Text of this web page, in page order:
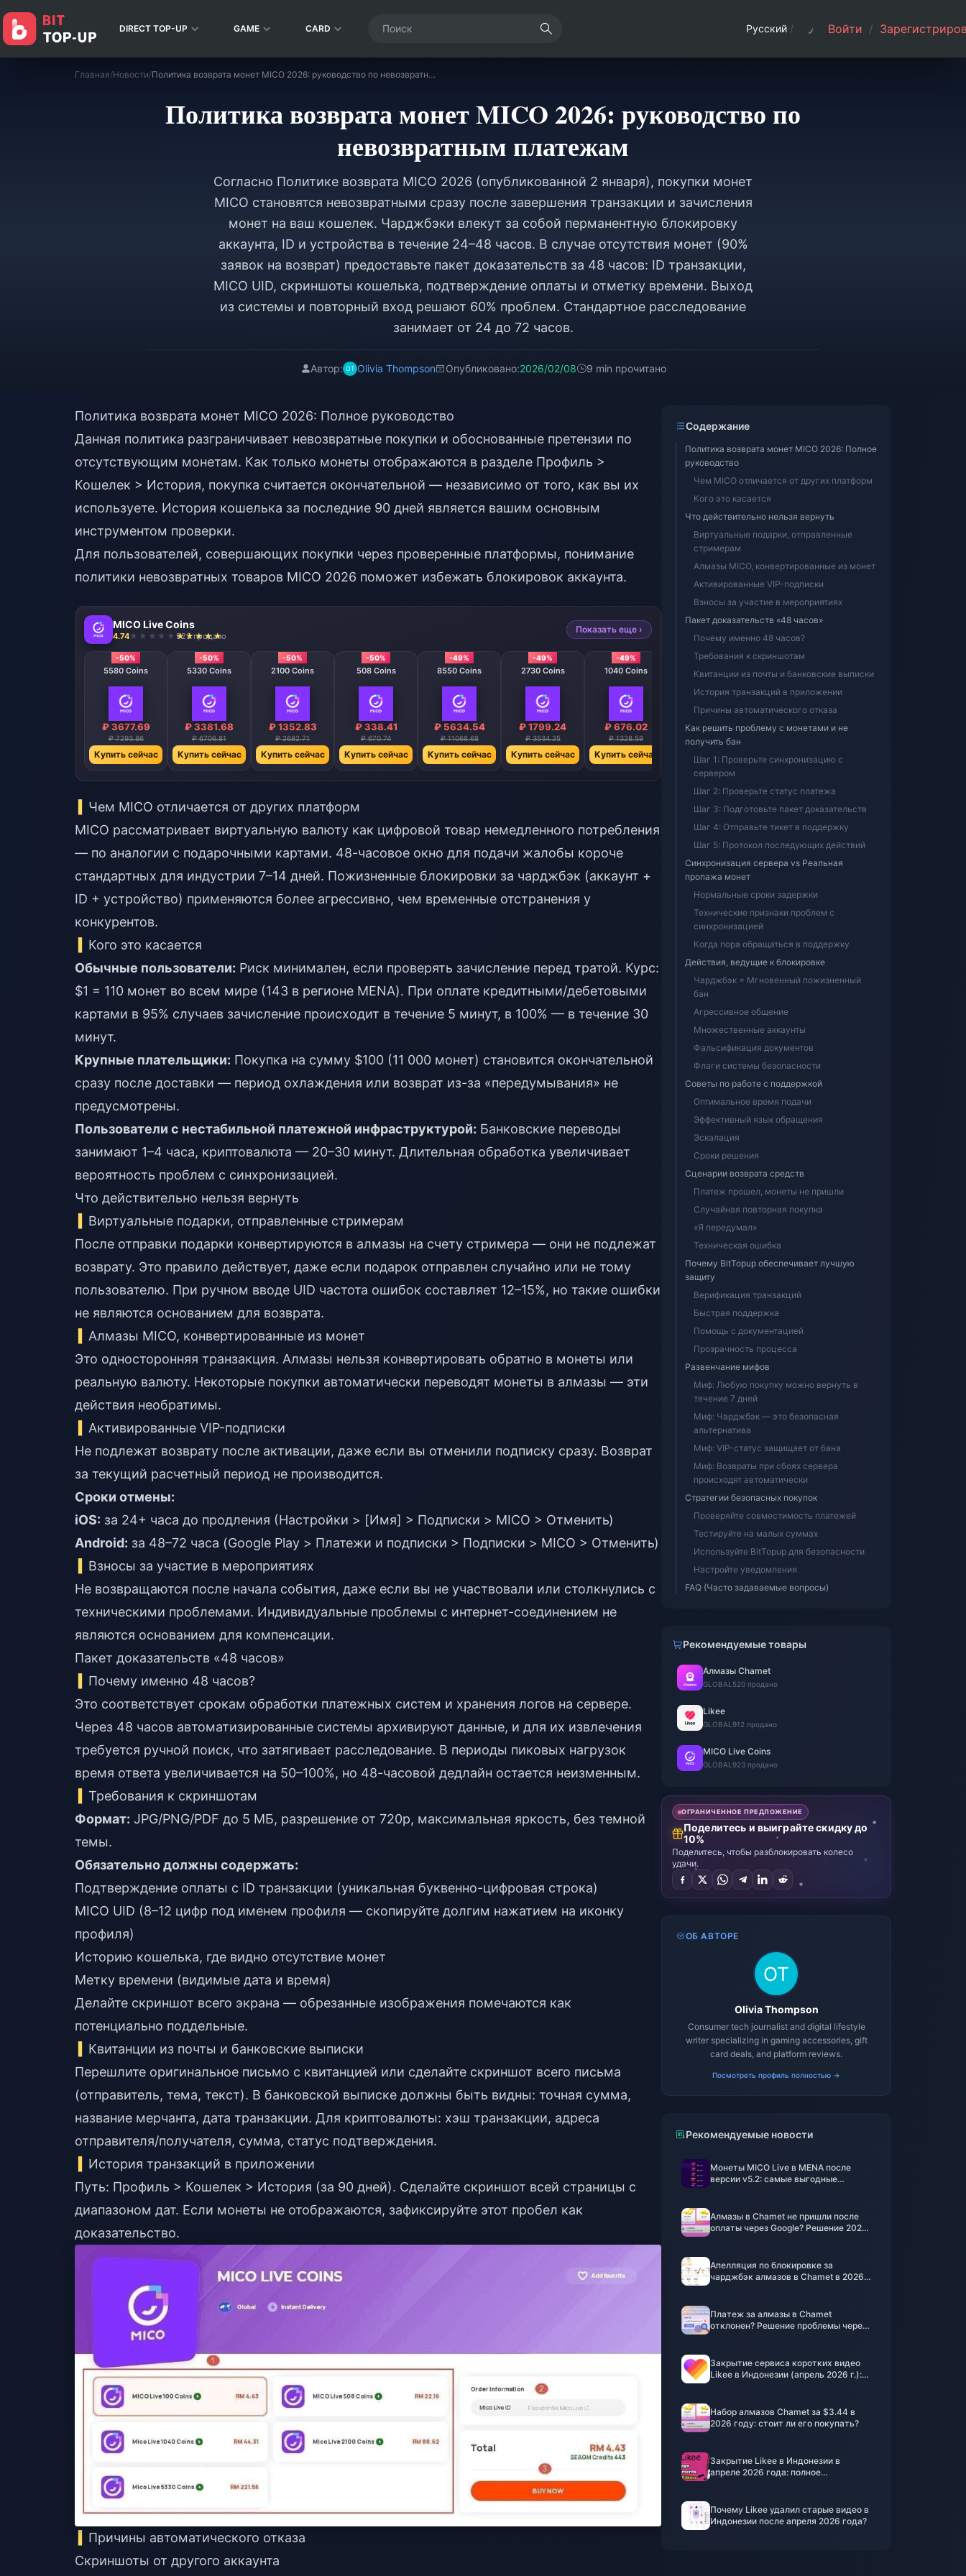
DIRECT TOP-UP GAME CARD Русский / Войти /
Главная/Новости/ Политика возврата монет MICO 2026: руководство по невозвратным платежам
Политика возврата монет MICO 2026: руководство по
невозвратным платежам
Согласно Политике возврата MICO 2026 (опубликованной 2 января), покупки монет
MICO становятся невозвратными сразу после завершения транзакции и зачисления
монет на ваш кошелек. Чарджбэки влекут за собой перманентную блокировку
аккаунта, ID и устройства в течение 24–48 часов. В случае отсутствия монет (90%
заявок на возврат) предоставьте пакет доказательств за 48 часов: ID транзакции,
MICO UID, скриншоты кошелька, подтверждение оплаты и отметку времени. Выход
из системы и повторный вход решают 60% проблем. Стандартное расследование
занимает от 24 до 72 часов.
Автор: Olivia Thompson Опубликовано:2026/02/08 9 min прочитано
Политика возврата монет MICO 2026: Полное руководство
Данная политика разграничивает невозвратные покупки и обоснованные претензии по
отсутствующим монетам. Как только монеты отображаются в разделе Профиль >
Кошелек > История, покупка считается окончательной — независимо от того, как вы их
используете. История кошелька за последние 90 дней является вашим основным
инструментом проверки.
Для пользователей, совершающих покупки через проверенные платформы, понимание
политики невозвратных товаров MICO 2026 поможет избежать блокировок аккаунта.
MICO Live Coins
4.74 923 продано
Показать еще ›
-50%
5580 Coins
₽ 3677.69
₽ 7293.86
Купить сейчас
-50%
5330 Coins
₽ 3381.68
₽ 6706.81
Купить сейчас
-50%
2100 Coins
₽ 1352.83
₽ 2682.71
Купить сейчас
-50%
508 Coins
₽ 338.41
₽ 670.74
Купить сейчас
-49%
8550 Coins
₽ 5634.54
₽ 11068.68
Купить сейчас
-49%
2730 Coins
₽ 1799.24
₽ 3534.25
Купить сейчас
-49%
1040 Coins
₽ 676.02
₽ 1328.59
Купить сейчас
-14%
445 Coins
₽ 293.61
₽ 339.45
Купить сейчас
-13%
100 Coins
₽ 68.00
Чем MICO отличается от других платформ
MICO рассматривает виртуальную валюту как цифровой товар немедленного потребления
— по аналогии с подарочными картами. 48-часовое окно для подачи жалобы короче
стандартных для индустрии 7–14 дней. Пожизненные блокировки за чарджбэк (аккаунт +
ID + устройство) применяются более агрессивно, чем временные отстранения у
конкурентов.
Кого это касается
Обычные пользователи: Риск минимален, если проверять зачисление перед тратой. Курс:
$1 = 110 монет во всем мире (143 в регионе MENA). При оплате кредитными/дебетовыми
картами в 95% случаев зачисление происходит в течение 5 минут, в 100% — в течение 30
минут.
Крупные плательщики: Покупка на сумму $100 (11 000 монет) становится окончательной
сразу после доставки — период охлаждения или возврат из-за «передумывания» не
предусмотрены.
Пользователи с нестабильной платежной инфраструктурой: Банковские переводы
занимают 1–4 часа, криптовалюта — 20–30 минут. Длительная обработка увеличивает
вероятность проблем с синхронизацией.
Что действительно нельзя вернуть
Виртуальные подарки, отправленные стримерам
После отправки подарки конвертируются в алмазы на счету стримера — они не подлежат
возврату. Это правило действует, даже если подарок отправлен случайно или не тому
пользователю. При ручном вводе UID частота ошибок составляет 12–15%, но такие ошибки
не являются основанием для возврата.
Алмазы MICO, конвертированные из монет
Это односторонняя транзакция. Алмазы нельзя конвертировать обратно в монеты или
реальную валюту. Некоторые покупки автоматически переводят монеты в алмазы — эти
действия необратимы.
Активированные VIP-подписки
Не подлежат возврату после активации, даже если вы отменили подписку сразу. Возврат
за текущий расчетный период не производится.
Сроки отмены:
iOS: за 24+ часа до продления (Настройки > [Имя] > Подписки > MICO > Отменить)
Android: за 48–72 часа (Google Play > Платежи и подписки > Подписки > MICO > Отменить)
Взносы за участие в мероприятиях
Не возвращаются после начала события, даже если вы не участвовали или столкнулись с
техническими проблемами. Индивидуальные проблемы с интернет-соединением не
являются основанием для компенсации.
Пакет доказательств «48 часов»
Почему именно 48 часов?
Это соответствует срокам обработки платежных систем и хранения логов на сервере.
Через 48 часов автоматизированные системы архивируют данные, и для их извлечения
требуется ручной поиск, что затягивает расследование. В периоды пиковых нагрузок
время ответа увеличивается на 50–100%, но 48-часовой дедлайн остается неизменным.
Требования к скриншотам
Формат: JPG/PNG/PDF до 5 МБ, разрешение от 720p, максимальная яркость, без темной
темы.
Обязательно должны содержать:
Подтверждение оплаты с ID транзакции (уникальная буквенно-цифровая строка)
MICO UID (8–12 цифр под именем профиля — скопируйте долгим нажатием на иконку
профиля)
Историю кошелька, где видно отсутствие монет
Метку времени (видимые дата и время)
Делайте скриншот всего экрана — обрезанные изображения помечаются как
потенциально поддельные.
Квитанции из почты и банковские выписки
Перешлите оригинальное письмо с квитанцией или сделайте скриншот всего письма
(отправитель, тема, текст). В банковской выписке должны быть видны: точная сумма,
название мерчанта, дата транзакции. Для криптовалюты: хэш транзакции, адреса
отправителя/получателя, сумма, статус подтверждения.
История транзакций в приложении
Путь: Профиль > Кошелек > История (за 90 дней). Сделайте скриншот всей страницы с
диапазоном дат. Если монеты не отображаются, зафиксируйте этот пробел как
доказательство.
Причины автоматического отказа
Скриншоты от другого аккаунта
Содержание
Политика возврата монет MICO 2026: Полное
руководство
Чем MICO отличается от других платформ
Кого это касается
Что действительно нельзя вернуть
Виртуальные подарки, отправленные
стримерам
Алмазы MICO, конвертированные из монет
Активированные VIP-подписки
Взносы за участие в мероприятиях
Пакет доказательств «48 часов»
Почему именно 48 часов?
Требования к скриншотам
Квитанции из почты и банковские выписки
История транзакций в приложении
Причины автоматического отказа
Как решить проблему с монетами и не
получить бан
Шаг 1: Проверьте синхронизацию с
сервером
Шаг 2: Проверьте статус платежа
Шаг 3: Подготовьте пакет доказательств
Шаг 4: Отправьте тикет в поддержку
Шаг 5: Протокол последующих действий
Синхронизация сервера vs Реальная
пропажа монет
Нормальные сроки задержки
Технические признаки проблем с
синхронизацией
Когда пора обращаться в поддержку
Действия, ведущие к блокировке
Чарджбэк = Мгновенный пожизненный
бан
Агрессивное общение
Множественные аккаунты
Фальсификация документов
Флаги системы безопасности
Советы по работе с поддержкой
Оптимальное время подачи
Эффективный язык обращения
Эскалация
Сроки решения
Сценарии возврата средств
Платеж прошел, монеты не пришли
Случайная повторная покупка
«Я передумал»
Техническая ошибка
Почему BitTopup обеспечивает лучшую
защиту
Верификация транзакций
Быстрая поддержка
Помощь с документацией
Прозрачность процесса
Развенчание мифов
Миф: Любую покупку можно вернуть в
течение 7 дней
Миф: Чарджбэк — это безопасная
альтернатива
Миф: VIP-статус защищает от бана
Миф: Возвраты при сбоях сервера
происходят автоматически
Стратегии безопасных покупок
Проверяйте совместимость платежей
Тестируйте на малых суммах
Используйте BitTopup для безопасности
Настройте уведомления
FAQ (Часто задаваемые вопросы)
Рекомендуемые товары
Алмазы Chamet
GLOBAL 520 продано
Likee
GLOBAL 912 продано
MICO Live Coins
GLOBAL 923 продано
ОГРАНИЧЕННОЕ ПРЕДЛОЖЕНИЕ
Поделитесь и выиграйте скидку до
10%
Поделитесь, чтобы разблокировать колесо
удачи.
ОБ АВТОРЕ
Olivia Thompson
Consumer tech journalist and digital lifestyle
writer specializing in gaming accessories, gift
card deals, and platform reviews.
Посмотреть профиль полностью →
Рекомендуемые новости
Монеты MICO Live в MENA после
версии v5.2: самые выгодные
Алмазы в Chamet не пришли после
оплаты через Google? Решение 2026
Апелляция по блокировке за
чарджбэк алмазов в Chamet в 2026
Платеж за алмазы в Chamet
отклонен? Решение проблемы через
Закрытие сервиса коротких видео
Likee в Индонезии (апрель 2026 г.):
Набор алмазов Chamet за $3.44 в
2026 году: стоит ли его покупать?
Закрытие Likee в Индонезии в
апреле 2026 года: полное
Почему Likee удалил старые видео в
Индонезии после апреля 2026 года?